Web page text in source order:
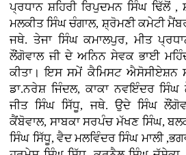
ਪ੍ਰਧਾਨ ਸ਼ਹਿਰੀ ਰਿਪੁਦਮਨ ਸਿੰਘ ਢਿੱਲੋਂ
ਮਲਕੀਤ ਸਿੰਘ ਚੰਗਾਲ, ਸ਼੍ਰੋਮਣੀ ਕਮੇਟੀ
ਜਥੇ. ਤੇਜਾ ਸਿੰਘ ਕਮਾਲਪੁਰ, ਮੀਤ
ਲੌਂਗੋਵਾਲ ਜੀ ਦੇ ਅਨਿਨ ਸੇਵਕ ਭਾਈ
ਕੀਤਾ। ਇਸ ਸਮੇਂ ਕੈਮਿਸਟ ਐਸੋਸੀਏਸ਼ਨ
ਡਾ.ਨਰੇਸ਼ ਜਿੰਦਲ, ਕਾਕਾ ਨਵਇੰਦਰ ਸਿੰਘ
ਜੀਤ ਸਿੰਘ ਸਿੱਧੂ, ਜਥੇ. ਉਦੇ ਸਿੰਘ
ਕੈਂਬੋਵਾਲ, ਸਾਬਕਾ ਸਰਪੰਚ ਮੱਖਣ ਸਿੰਘ,
ਸਿੰਘ ਸਿੱਧੂ, ਵੈਦ ਮਲਵਿੰਦਰ ਸਿੰਘ ਮਾਲੀ